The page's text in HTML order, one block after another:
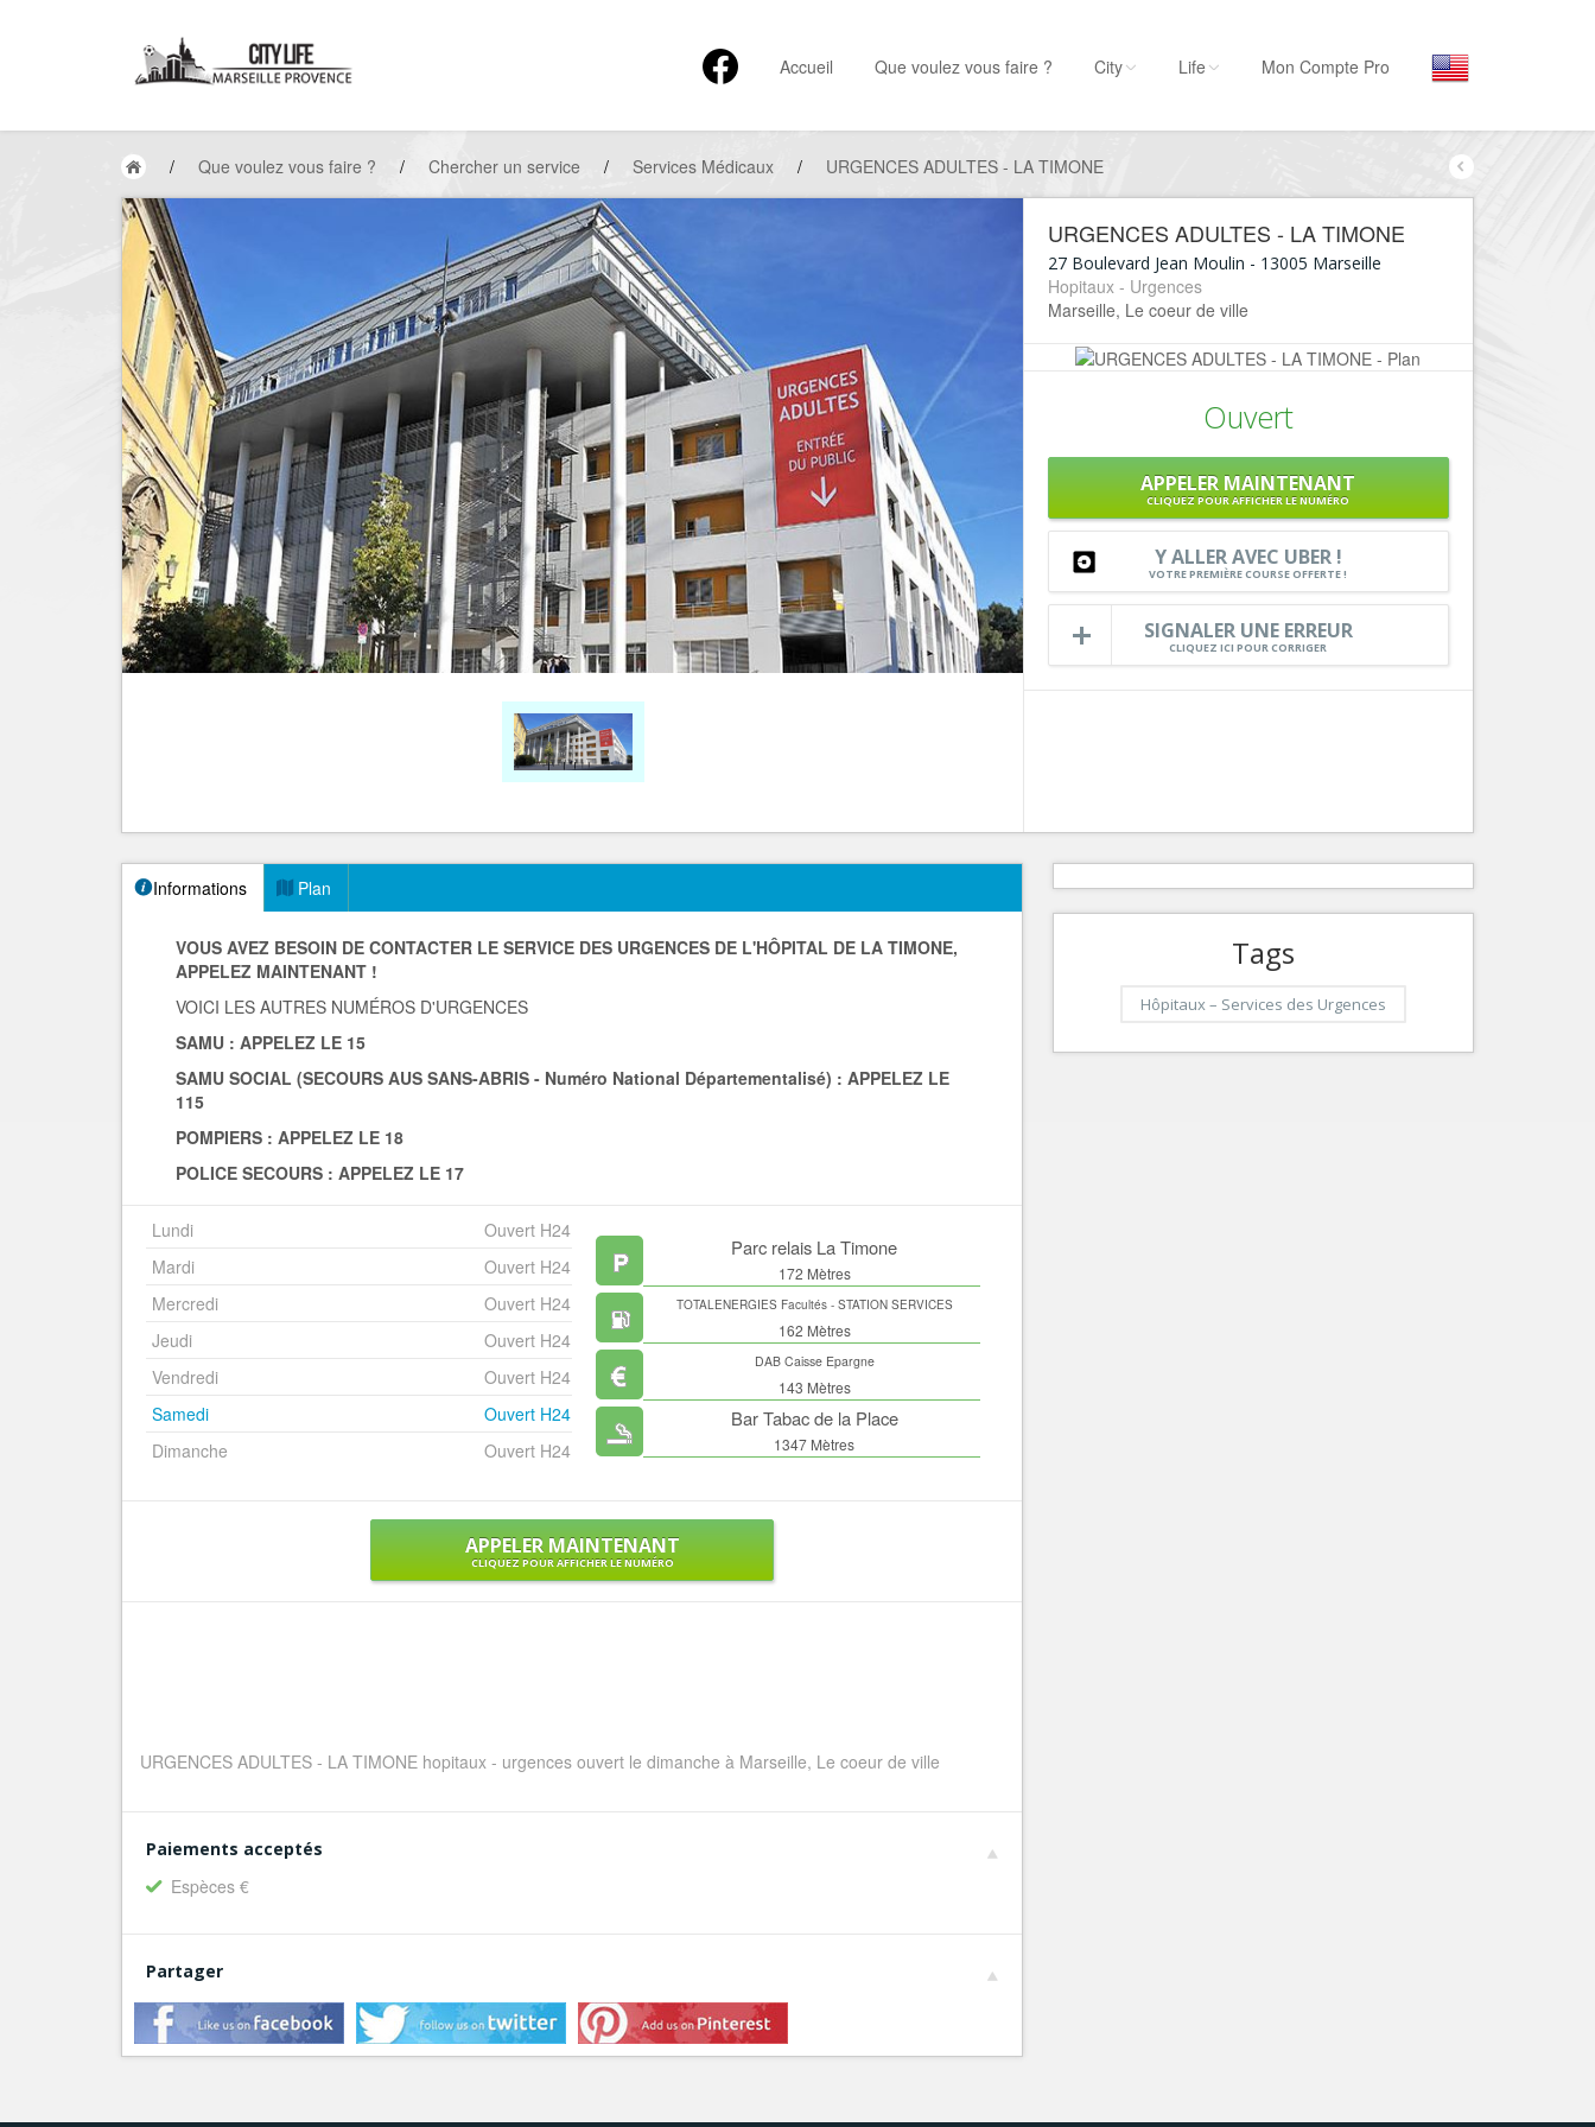
Accueil Que voulez vous faire ?
Hôtels, ...
Sortir
Mode, ...
Loisirs
Plages, sports, ...
Tourisme, ...
City Life Mon Compte Pro
/ Que voulez vous faire ? / Chercher un service / Services Médicaux / URGENCES ADULTES - LA TIMONE
URGENCES ADULTES - LA TIMONE
27 Boulevard Jean Moulin - 13005 Marseille
Hopitaux - Urgences
Marseille, Le coeur de ville
Ouvert
APPELER MAINTENANT
CLIQUEZ POUR AFFICHER LE NUMÉRO
Y ALLER AVEC UBER !
VOTRE PREMIÈRE COURSE OFFERTE !
SIGNALER UNE ERREUR
CLIQUEZ ICI POUR CORRIGER
Informations Plan
VOUS AVEZ BESOIN DE CONTACTER LE SERVICE DES URGENCES DE L'HÔPITAL DE LA TIMONE,
APPELEZ MAINTENANT !
VOICI LES AUTRES NUMÉROS D'URGENCES
SAMU : APPELEZ LE 15
SAMU SOCIAL (SECOURS AUS SANS-ABRIS - Numéro National Départementalisé) : APPELEZ LE
115
POMPIERS : APPELEZ LE 18
POLICE SECOURS : APPELEZ LE 17
Lundi
Ouvert H24
Mardi
Ouvert H24
Mercredi
Ouvert H24
Jeudi
Ouvert H24
Vendredi
Ouvert H24
Samedi
Ouvert H24
Dimanche
Ouvert H24
Parc relais La Timone
172 Mètres
TOTALENERGIES Facultés - STATION SERVICES
162 Mètres
DAB Caisse Epargne
143 Mètres
Bar Tabac de la Place
1347 Mètres
APPELER MAINTENANT
CLIQUEZ POUR AFFICHER LE NUMÉRO
URGENCES ADULTES - LA TIMONE hopitaux - urgences ouvert le dimanche à Marseille, Le coeur de ville
Paiements acceptés
Espèces €
Partager
Tags
Hôpitaux – Services des Urgences